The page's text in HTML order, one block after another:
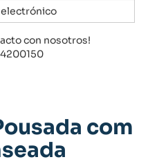
com
con nosotros!